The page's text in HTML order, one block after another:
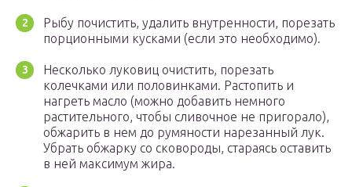
Рыбу почистить, удалить внутренности, порезать
порционными кусками (если это необходимо).
Несколько луковиц очистить, порезать
колечками или половинками. Растопить и
нагреть масло (можно добавить немного
растительного, чтобы сливочное не пригорало),
обжарить в нем до румяности нарезанный лук.
Убрать обжарку со сковороды, стараясь оставить
в ней максимум жира.